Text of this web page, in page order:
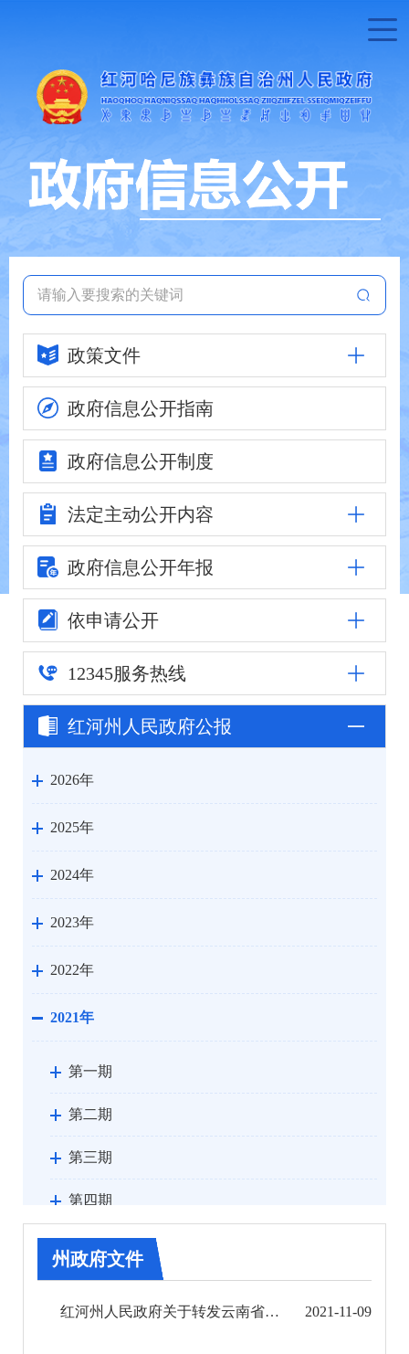
政策文件
政府信息公开指南
政府信息公开制度
法定主动公开内容
政府信息公开年报
依申请公开
12345服务热线
红河州人民政府公报
2026年
2025年
2024年
2023年
2022年
2021年
第一期
第二期
第三期
第四期
第五期
第六期
州政府文件
红河州人民政府关于转发云南省人民政府清理规范行政审批中介服务事项决定的通知 2021-11-09